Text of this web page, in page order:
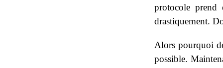
protocole
drastiquement.
Alors pourquoi
possible.